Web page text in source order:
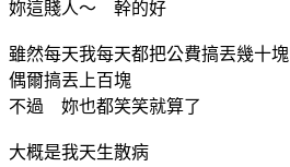
妳這賤人～ 幹的好
雖然每天我每天都把公費搞丟幾十塊
偶爾搞丟上百塊
不過 妳也都笑笑就算了
大概是我天生散病